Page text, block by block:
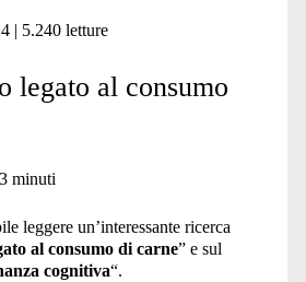
span>
| 5.240 letture
legato al consumo
minuti
leggere un’interessante ricerca
al consumo di carne” e sul
cognitiva“.